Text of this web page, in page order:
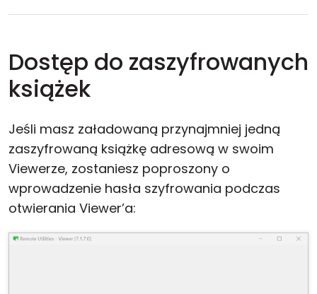
Dostęp do zaszyfrowanych
książek
Jeśli masz załadowaną przynajmniej jedną
zaszyfrowaną książkę adresową w swoim
Viewerze, zostaniesz poproszony o
wprowadzenie hasła szyfrowania podczas
otwierania Viewer’a: